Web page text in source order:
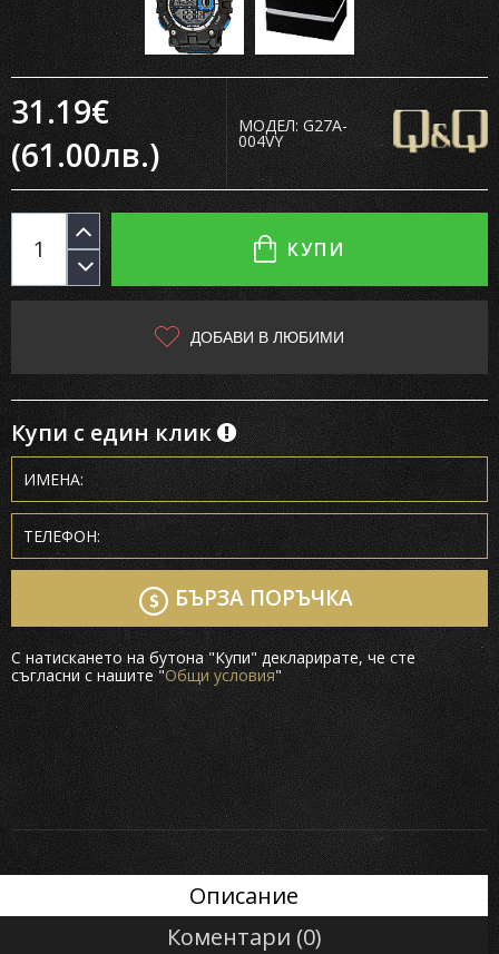
31.19€
(61.00лв.)
МОДЕЛ:G27A-
004VY
КУПИ
ДОБАВИ В ЛЮБИМИ
Купи с един клик
БЪРЗА ПОРЪЧКА
С натискането на бутона "Купи" декларирате, че сте
съгласни с нашите "Общи условия"
Описание
Коментари (0)